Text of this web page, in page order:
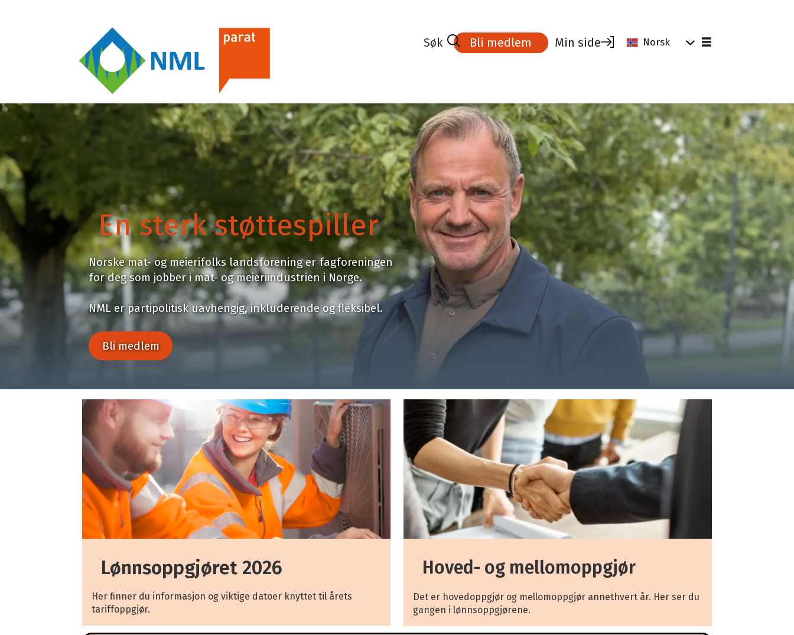
Bli medlem Min side Norsk
Utdrag fra Meierikalenderen
Fagbladet Mat- og meieriposten
Menneskene i Parat
YS Pensjon
Kontakt Parat
Hvorfor bli medlem
Hvem kan bli medlem
Hva koster det
Verv en kollega
Brukerveiledning Parat-appen
Utmelding
Lønnsoppgjøret 2026
Tariff og lønnsavtaler
Tariffnyheter
Rettigheter i arbeidslivet
Kurs- aktivitetskalender
Veien til Fagbrev
Karriere
Høyskolen Kristiania
Tips og råd for tillitsvalgte
Verktøy for tillitsvalgte
Tillitsvalgtrollen
Vekst og verving
Hei tillitsvalgt
Driftstilskudd
Forsiden
-
nml
En sterk støttespiller
Norske mat- og meierifolks landsforening er fagforeningen
for deg som jobber i mat- og meieriindustrien i Norge.
NML er partipolitisk uavhengig, inkluderende og fleksibel.
Bli medlem
Lønnsoppgjøret 2026
Her finner du informasjon og viktige datoer knyttet til årets
tariffoppgjør.
Hoved- og mellomoppgjør
Det er hovedoppgjør og mellomoppgjør annethvert år. Her ser du
gangen i lønnsoppgjørene.